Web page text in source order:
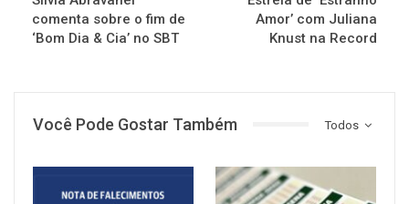
comenta sobre o fim de
‘Bom Dia & Cia’ no SBT
Amor’ com Juliana
Knust na Record
Todos
Você Pode Gostar Também
NOTÍCIAS